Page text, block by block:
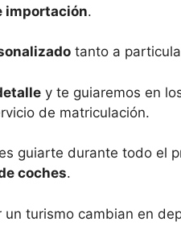
importación.
tanto a
y te guiaremos en
de matriculación.
guiarte durante todo el
coches.
turismo cambian en